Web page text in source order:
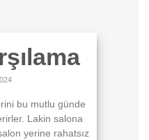
bu mutlu günde
Lakin salona
yerine rahatsız